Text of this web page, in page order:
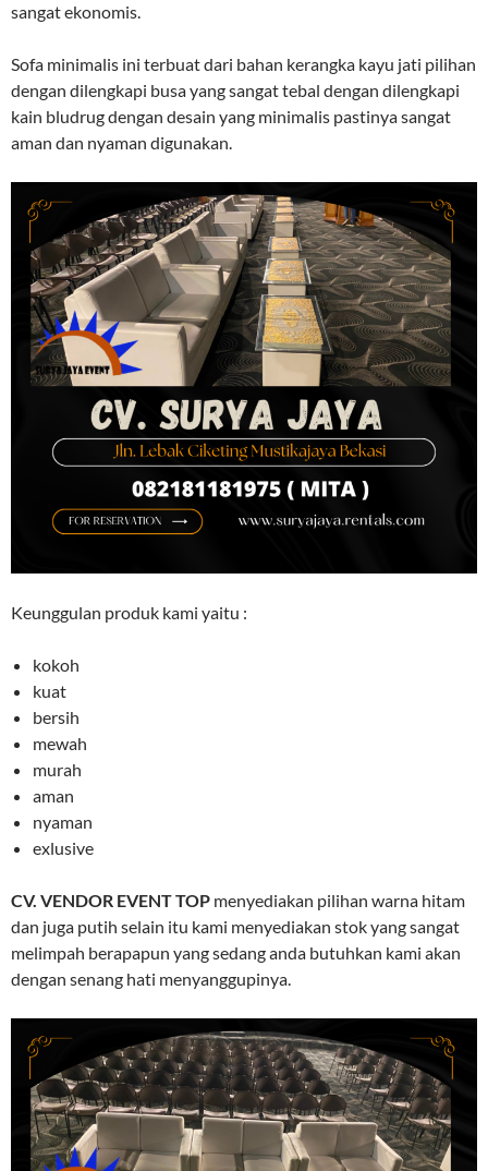
sangat ekonomis.
Sofa minimalis ini terbuat dari bahan kerangka kayu jati pilihan
dengan dilengkapi busa yang sangat tebal dengan dilengkapi
kain bludrug dengan desain yang minimalis pastinya sangat
aman dan nyaman digunakan.
Keunggulan produk kami yaitu :
kokoh
kuat
bersih
mewah
murah
aman
nyaman
exlusive
CV. VENDOR EVENT TOP menyediakan pilihan warna hitam
dan juga putih selain itu kami menyediakan stok yang sangat
melimpah berapapun yang sedang anda butuhkan kami akan
dengan senang hati menyanggupinya.